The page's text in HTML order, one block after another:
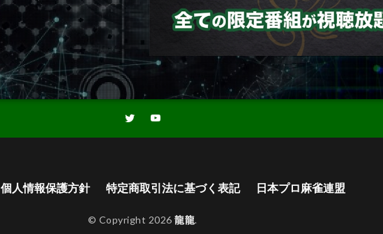
個人情報保護方針 特定商取引法に基づく表記 日本プロ麻雀連盟
© Copyright 2026 龍龍.